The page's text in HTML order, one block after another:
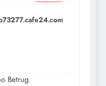
Betrug